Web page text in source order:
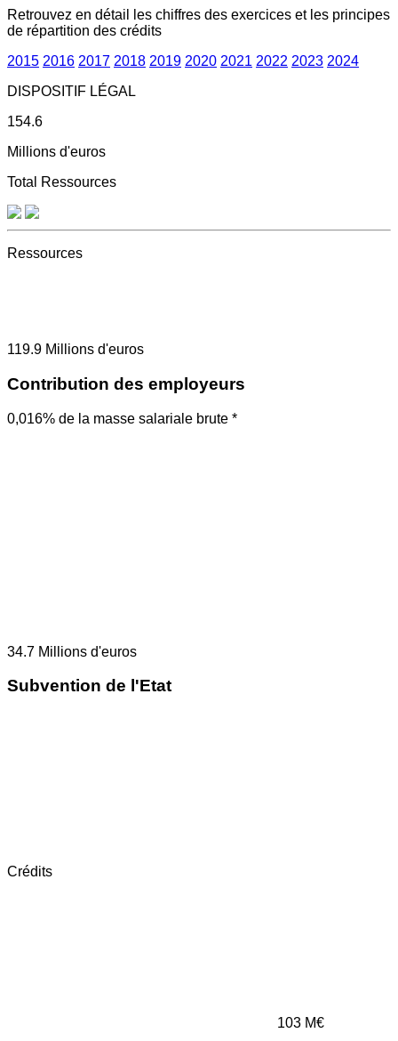
Retrouvez en détail les chiffres des exercices et les principes
de répartition des crédits
2015 2016 2017 2018 2019 2020 2021 2022 2023 2024
DISPOSITIF LÉGAL
154.6
Millions d'euros
Total Ressources
Ressources
119.9 Millions d'euros
Contribution des employeurs
0,016% de la masse salariale brute *
34.7 Millions d'euros
Subvention de l'Etat
Crédits
103 M€